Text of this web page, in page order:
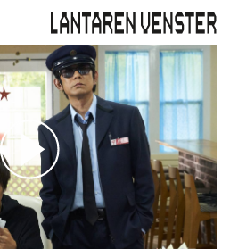
RESTAURANT VERHUUR